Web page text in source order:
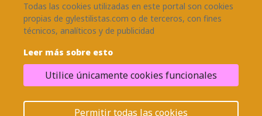
Política de cookies
Seguridad y protección a compradores
SÍGUENOS EN NUESTRAS REDES
© 2026 Grupo BodaEventos | Todos los derechos reservados.
¿Necesitas ayuda?
Todas las cookies utilizadas en este portal son cookies
propias de gylestilistas.com o de terceros, con fines
técnicos, analíticos y de publicidad
Leer más sobre esto
Utilice únicamente cookies funcionales
Permitir todas las cookies